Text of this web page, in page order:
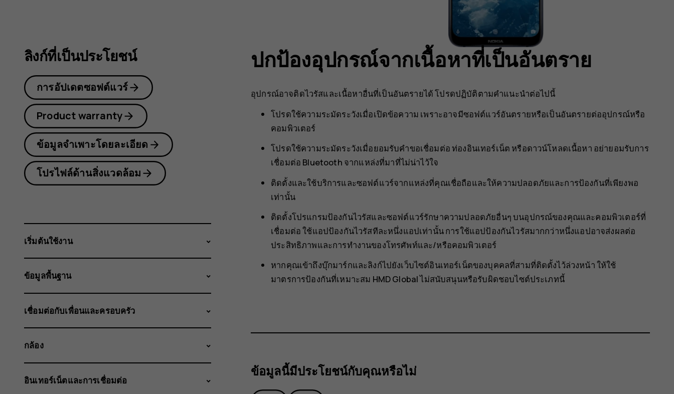
ปกป้องอุปกรณ์จากเนื้อหาที่เป็นอันตราย
อุปกรณ์อาจติดไวรัสและเนื้อหาอื่นที่เป็นอันตรายได้ โปรดปฏิบัติตามคำแนะนำต่อไปนี้
โปรดใช้ความระมัดระวังเมื่อเปิดข้อความ เพราะอาจมีซอฟต์แวร์อันตรายหรือเป็นอันตรายต่ออุปกรณ์หรือ
คอมพิวเตอร์
โปรดใช้ความระมัดระวังเมื่อยอมรับคำขอเชื่อมต่อ ท่องอินเทอร์เน็ต หรือดาวน์โหลดเนื้อหา อย่ายอมรับการ
เชื่อมต่อ Bluetooth จากแหล่งที่มาที่ไม่น่าไว้ใจ
ติดตั้งและใช้บริการและซอฟต์แวร์จากแหล่งที่คุณเชื่อถือและให้ความปลอดภัยและการป้องกันที่เพียงพอ
เท่านั้น
ติดตั้งโปรแกรมป้องกันไวรัสและซอฟต์แวร์รักษาความปลอดภัยอื่นๆ บนอุปกรณ์ของคุณและคอมพิวเตอร์ที่
เชื่อมต่อ ใช้แอปป้องกันไวรัสทีละหนึ่งแอปเท่านั้น การใช้แอปป้องกันไวรัสมากกว่าหนึ่งแอปอาจส่งผลต่อ
ประสิทธิภาพและการทำงานของโทรศัพท์และ/หรือคอมพิวเตอร์
หากคุณเข้าถึงบุ๊กมาร์กและลิงก์ไปยังเว็บไซต์อินเทอร์เน็ตของบุคคลที่สามที่ติดตั้งไว้ล่วงหน้า ให้ใช้
มาตรการป้องกันที่เหมาะสม HMD Global ไม่สนับสนุนหรือรับผิดชอบไซต์ประเภทนี้
ข้อมูลนี้มีประโยชน์กับคุณหรือไม่
ลิงก์ที่เป็นประโยชน์
การอัปเดตซอฟต์แวร์
Product warranty
ข้อมูลจำเพาะโดยละเอียด
โปรไฟล์ด้านสิ่งแวดล้อม
เริ่มต้นใช้งาน
ข้อมูลพื้นฐาน
เชื่อมต่อกับเพื่อนและครอบครัว
กล้อง
อินเทอร์เน็ตและการเชื่อมต่อ